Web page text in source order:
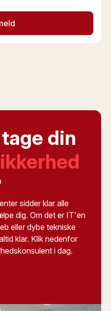
din
sidder klar alle
dig. Om det er IT'en
eller dybe tekniske
klar. Klik nedenfor
i dag.